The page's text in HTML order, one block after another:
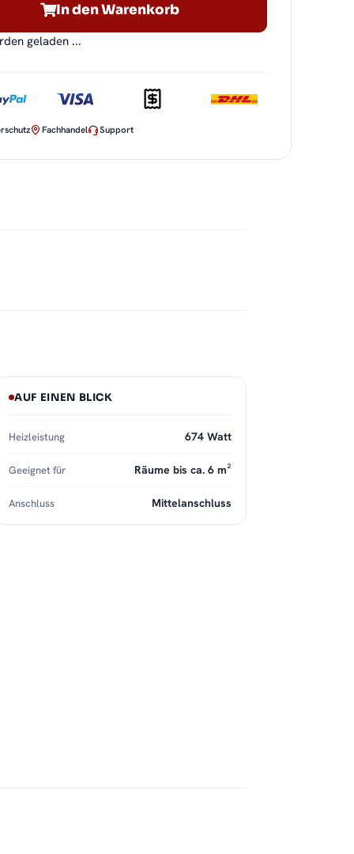
In den Warenkorb
geladen ...
Fachhandel Support
AUF EINEN BLICK
Heizleistung 674 Watt
Geeignet für Räume bis ca. 6 m²
Anschluss Mittelanschluss